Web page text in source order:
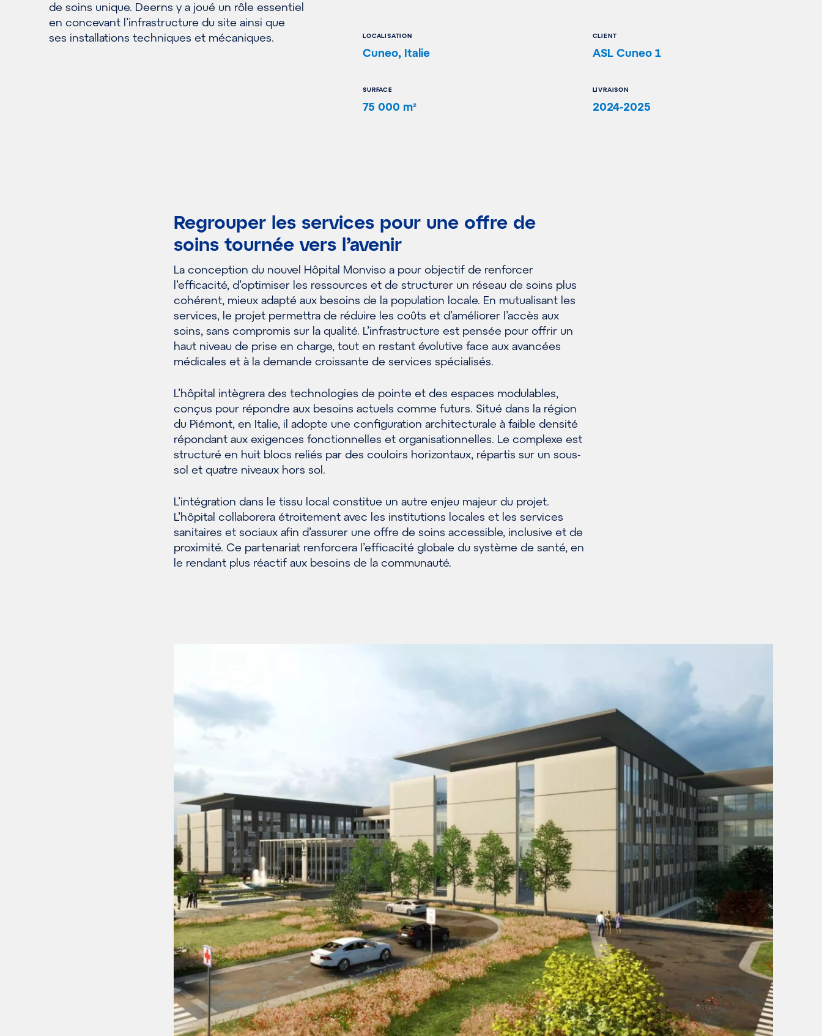
LOCALISATION
Cuneo, Italie
SURFACE
75 000 m²
CLIENT
ASL Cuneo 1
LIVRAISON
2024-2025
de soins unique. Deerns y a joué un rôle essentiel
en concevant l’infrastructure du site ainsi que
ses installations techniques et mécaniques.
Regrouper les services pour une offre de
soins tournée vers l’avenir
La conception du nouvel Hôpital Monviso a pour objectif de renforcer
l’efficacité, d’optimiser les ressources et de structurer un réseau de soins plus
cohérent, mieux adapté aux besoins de la population locale. En mutualisant les
services, le projet permettra de réduire les coûts et d’améliorer l’accès aux
soins, sans compromis sur la qualité. L’infrastructure est pensée pour offrir un
haut niveau de prise en charge, tout en restant évolutive face aux avancées
médicales et à la demande croissante de services spécialisés.
L’hôpital intègrera des technologies de pointe et des espaces modulables,
conçus pour répondre aux besoins actuels comme futurs. Situé dans la région
du Piémont, en Italie, il adopte une configuration architecturale à faible densité
répondant aux exigences fonctionnelles et organisationnelles. Le complexe est
structuré en huit blocs reliés par des couloirs horizontaux, répartis sur un sous-
sol et quatre niveaux hors sol.
L’intégration dans le tissu local constitue un autre enjeu majeur du projet.
L’hôpital collaborera étroitement avec les institutions locales et les services
sanitaires et sociaux afin d’assurer une offre de soins accessible, inclusive et de
proximité. Ce partenariat renforcera l’efficacité globale du système de santé, en
le rendant plus réactif aux besoins de la communauté.